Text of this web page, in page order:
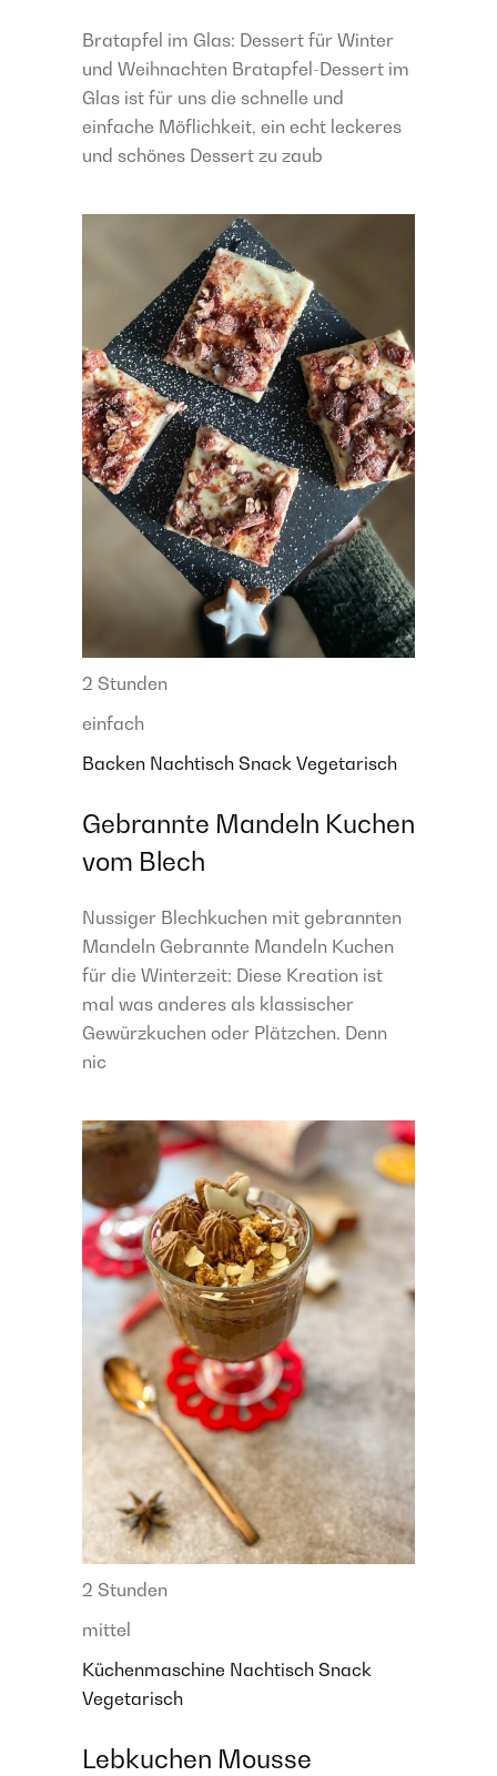
Bratapfel im Glas: Dessert für Winter
und Weihnachten Bratapfel-Dessert im
Glas ist für uns die schnelle und
einfache Möflichkeit, ein echt leckeres
und schönes Dessert zu zaub
2 Stunden
einfach
Backen Nachtisch Snack Vegetarisch
Gebrannte Mandeln Kuchen
vom Blech
Nussiger Blechkuchen mit gebrannten
Mandeln Gebrannte Mandeln Kuchen
für die Winterzeit: Diese Kreation ist
mal was anderes als klassischer
Gewürzkuchen oder Plätzchen. Denn
nic
2 Stunden
mittel
Küchenmaschine Nachtisch Snack
Vegetarisch
Lebkuchen Mousse